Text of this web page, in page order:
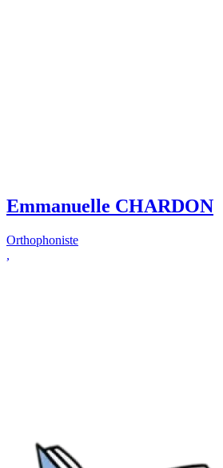
Emmanuelle CHARDON
Orthophoniste